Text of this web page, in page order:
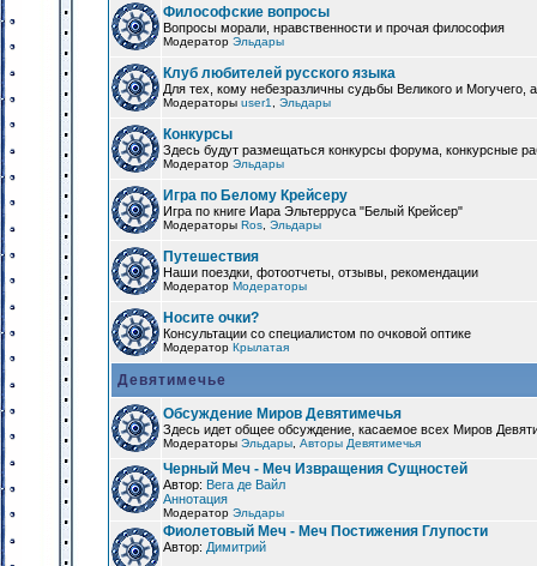
Философские вопросы
Вопросы морали, нравственности и прочая философия
Модератор Эльдары
Клуб любителей русского языка
Для тех, кому небезразличны судьбы Великого и Могучего,
Модераторы user1 Эльдары
Конкурсы
Здесь будут размещаться конкурсы форума, конкурсные
Модератор Эльдары
Игра по Белому Крейсеру
Игра по книге Иара Эльтерруса "Белый Крейсер"
Модераторы Ros Эльдары
Путешествия
Наши поездки, фотоотчеты, отзывы, рекомендации
Модератор Модераторы
Носите очки?
Консультации со специалистом по очковой оптике
Модератор Крылатая
Девятимечье
Обсуждение Миров Девятимечья
Здесь идет общее обсуждение, касаемое всех Миров
Модераторы Эльдары Авторы Девятимечья
Черный Меч - Меч Извращения Сущностей
Автор: Вега де Вайл
Аннотация
Модератор Эльдары
Фиолетовый Меч - Меч Постижения Глупости
Автор: Димитрий